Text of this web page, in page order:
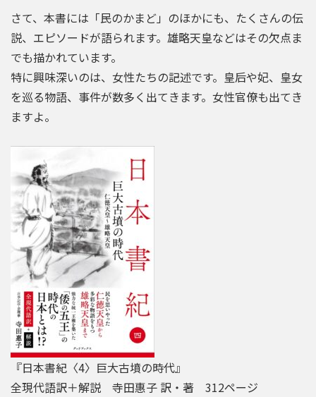
さて、本書には「民のかまど」のほかにも、たくさんの伝
説、エピソードが語られます。雄略天皇などはその欠点ま
でも描かれています。
特に興味深いのは、女性たちの記述です。皇后や妃、皇女
を巡る物語、事件が数多く出てきます。女性官僚も出てき
ますよ。
『日本書紀〈4〉巨大古墳の時代』
全現代語訳＋解説 寺田惠子 訳・著 312ページ